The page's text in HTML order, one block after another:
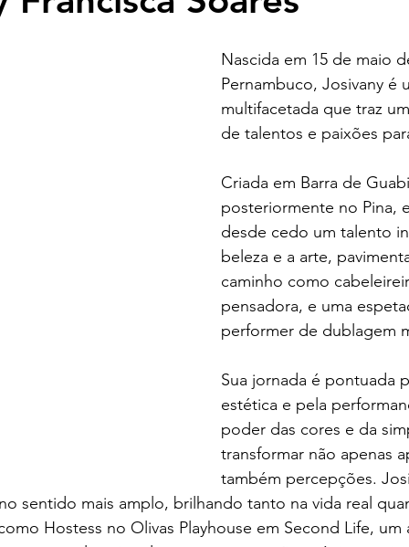
Nascida em 15 de maio
Pernambuco, Josivany é
multifacetada que traz
de talentos e paixões
Criada em Barra de
posteriormente no Pina,
desde cedo um talento
beleza e a arte,
caminho como
pensadora, e uma
performer de dublagem
Sua jornada é pontuada
estética e pela
poder das cores e da
transformar não apenas
também percepções.
sentido mais amplo, brilhando tanto na vida real
Hostess no Olivas Playhouse em Second Life,